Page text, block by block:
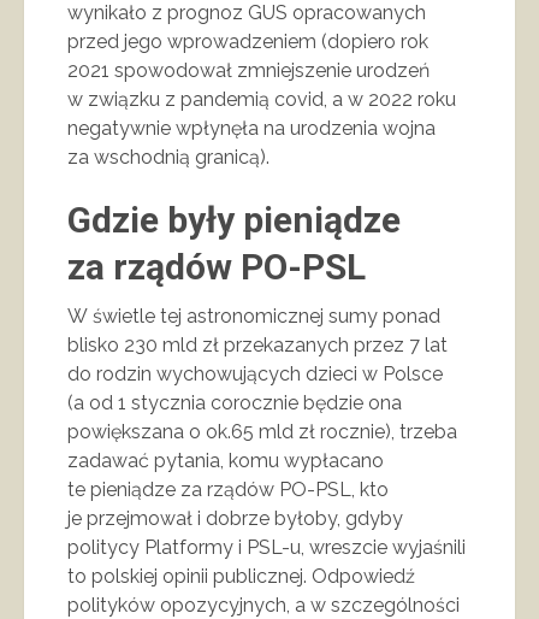
wynikało z prognoz GUS opracowanych
przed jego wprowadzeniem (dopiero rok
2021 spowodował zmniejszenie urodzeń
w związku z pandemią covid, a w 2022 roku
negatywnie wpłynęła na urodzenia wojna
za wschodnią granicą).
Gdzie były pieniądze
za rządów PO-PSL
W świetle tej astronomicznej sumy ponad
blisko 230 mld zł przekazanych przez 7 lat
do rodzin wychowujących dzieci w Polsce
(a od 1 stycznia corocznie będzie ona
powiększana o ok.65 mld zł rocznie), trzeba
zadawać pytania, komu wypłacano
te pieniądze za rządów PO-PSL, kto
je przejmował i dobrze byłoby, gdyby
politycy Platformy i PSL-u, wreszcie wyjaśnili
to polskiej opinii publicznej. Odpowiedź
polityków opozycyjnych, a w szczególności